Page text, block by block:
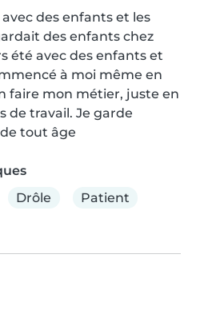
des enfants et les
des enfants chez
été avec des enfants et
à moi même en
faire mon métier, juste en
de travail. Je garde
tout âge
Drôle Patient